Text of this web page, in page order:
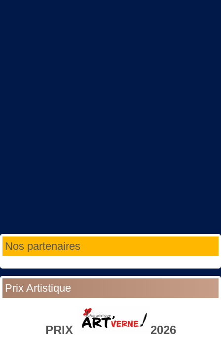
Nos partenaires
Prix Artistique
PRIX 2026
Année
précédente
Mois
précédent
Année
suivante
Mois
suivant